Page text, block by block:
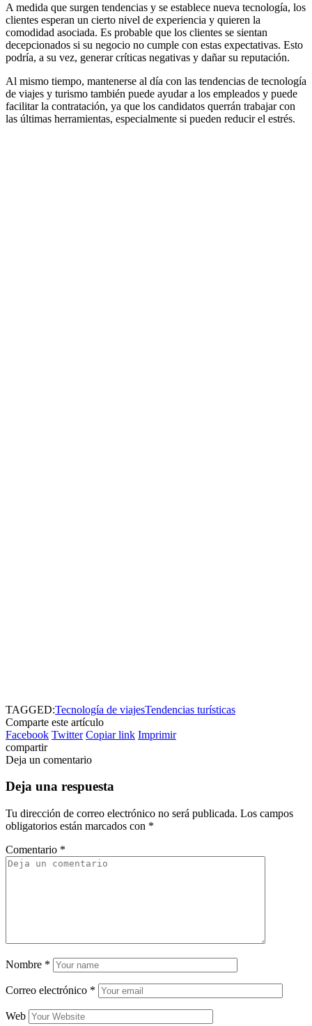
A medida que surgen tendencias y se establece nueva tecnología, los
clientes esperan un cierto nivel de experiencia y quieren la
comodidad asociada. Es probable que los clientes se sientan
decepcionados si su negocio no cumple con estas expectativas. Esto
podría, a su vez, generar críticas negativas y dañar su reputación.
Al mismo tiempo, mantenerse al día con las tendencias de tecnología
de viajes y turismo también puede ayudar a los empleados y puede
facilitar la contratación, ya que los candidatos querrán trabajar con
las últimas herramientas, especialmente si pueden reducir el estrés.
TAGGED:Tecnología de viajesTendencias turísticas
Comparte este artículo
Facebook Twitter Copiar link Imprimir
compartir
Deja un comentario
Deja una respuesta
Tu dirección de correo electrónico no será publicada. Los campos
obligatorios están marcados con *
Comentario *
Nombre *
Correo electrónico *
Web